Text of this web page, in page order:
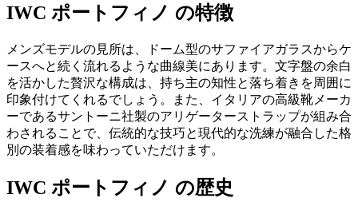
IWC ポートフィノ の特徴
メンズモデルの見所は、ドーム型のサファイアガラスからケ
ースへと続く流れるような曲線美にあります。文字盤の余白
を活かした贅沢な構成は、持ち主の知性と落ち着きを周囲に
印象付けてくれるでしょう。また、イタリアの高級靴メーカ
ーであるサントーニ社製のアリゲーターストラップが組み合
わされることで、伝統的な技巧と現代的な洗練が融合した格
別の装着感を味わっていただけます。
IWC ポートフィノ の歴史